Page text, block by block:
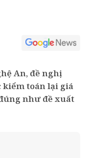
An, đề nghị
kiểm toán lại giá
như đề xuất